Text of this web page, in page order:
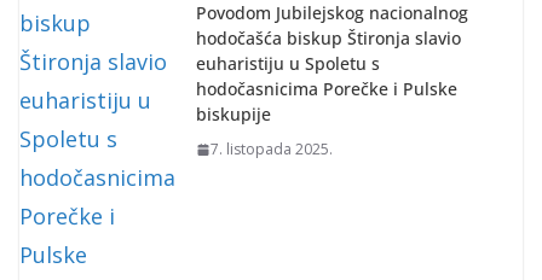
Povodom Jubilejskog nacionalnog
hodočašća biskup Štironja slavio
euharistiju u Spoletu s
hodočasnicima Porečke i Pulske
biskupije
7. listopada 2025.